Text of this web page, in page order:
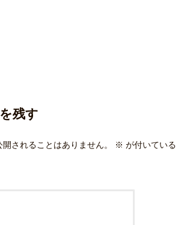
残す
されることはありません。 ※ が付いている